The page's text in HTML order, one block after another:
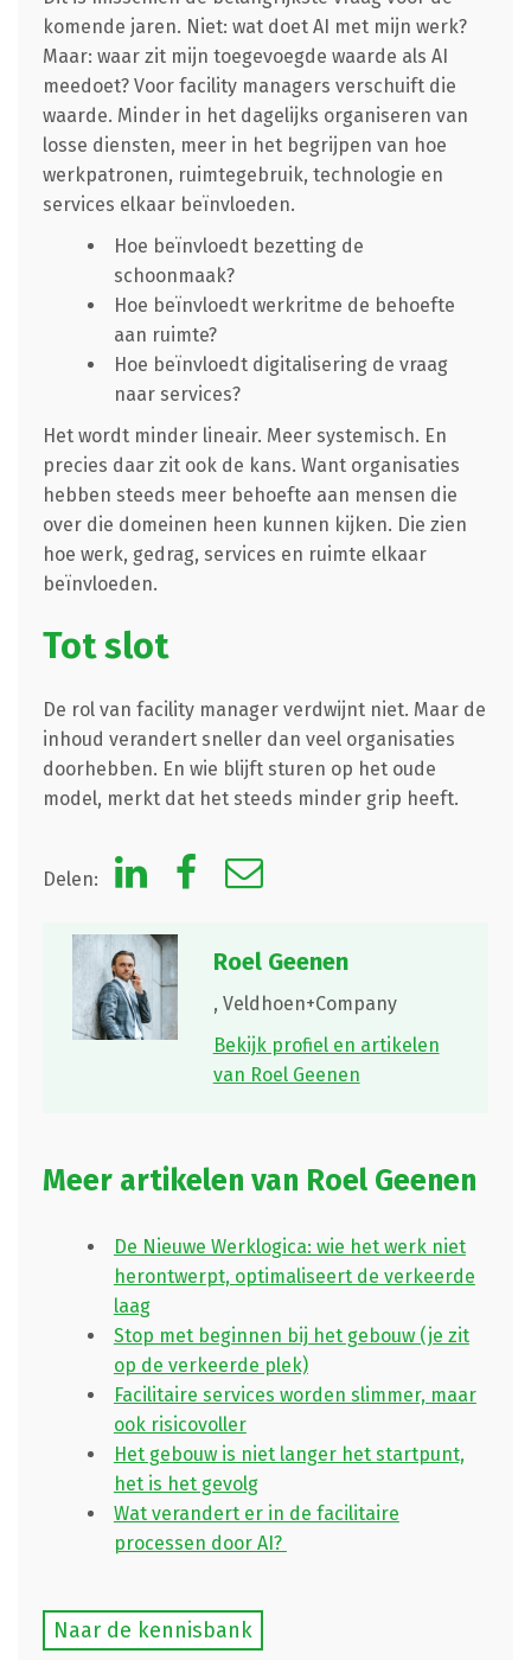
komende jaren. Niet: wat doet AI met mijn werk?
Maar: waar zit mijn toegevoegde waarde als AI
meedoet? Voor facility managers verschuift die
waarde. Minder in het dagelijks organiseren van
losse diensten, meer in het begrijpen van hoe
werkpatronen, ruimtegebruik, technologie en
services elkaar beïnvloeden.
Hoe beïnvloedt bezetting de
schoonmaak?
Hoe beïnvloedt werkritme de behoefte
aan ruimte?
Hoe beïnvloedt digitalisering de vraag
naar services?
Het wordt minder lineair. Meer systemisch. En
precies daar zit ook de kans. Want organisaties
hebben steeds meer behoefte aan mensen die
over die domeinen heen kunnen kijken. Die zien
hoe werk, gedrag, services en ruimte elkaar
beïnvloeden.
Tot slot
De rol van facility manager verdwijnt niet. Maar de
inhoud verandert sneller dan veel organisaties
doorhebben. En wie blijft sturen op het oude
model, merkt dat het steeds minder grip heeft.
Delen:
Roel Geenen
, Veldhoen+Company
Bekijk profiel en artikelen
van Roel Geenen
Meer artikelen van Roel Geenen
De Nieuwe Werklogica: wie het werk niet
herontwerpt, optimaliseert de verkeerde
laag
Stop met beginnen bij het gebouw (je zit
op de verkeerde plek)
Facilitaire services worden slimmer, maar
ook risicovoller
Het gebouw is niet langer het startpunt,
het is het gevolg
Wat verandert er in de facilitaire
processen door AI?
Naar de kennisbank